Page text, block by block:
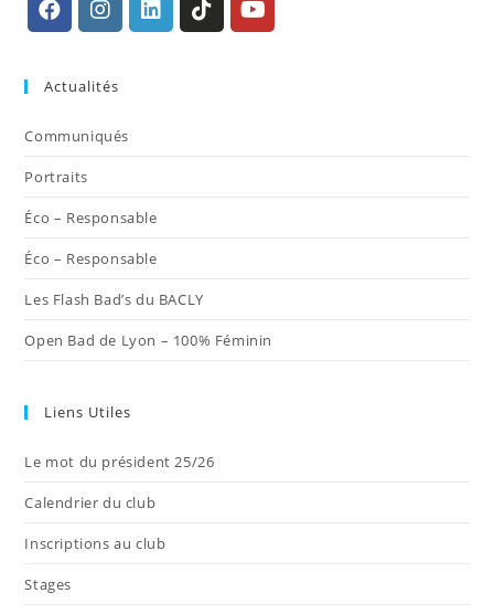
un
nouvel
nouvel
Actualités
Communiqués
Portraits
Éco – Responsable
Éco – Responsable
Les Flash Bad’s du BACLY
Open Bad de Lyon – 100% Féminin
Liens Utiles
Le mot du président 25/26
Calendrier du club
Inscriptions au club
Stages